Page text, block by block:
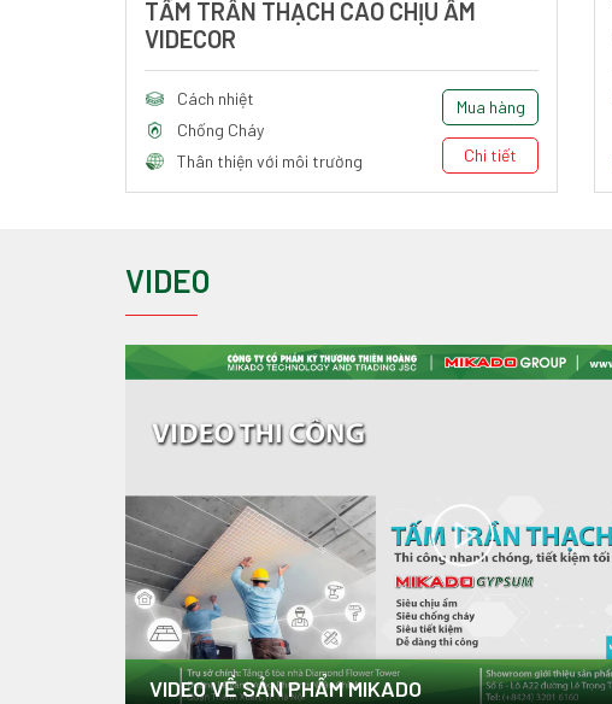
TẤM TRẦN THẠCH CAO CHỊU ẨM
VIDECOR
Cách nhiệt
Chống Cháy
Thân thiện với môi trường
Mua hàng
Chi tiết
VIDEO
VIDEO VỀ SẢN PHẨM MIKADO